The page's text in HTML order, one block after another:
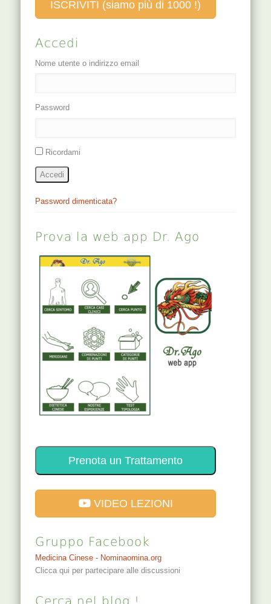
COMBINAZIONI
BIBLIOGRAFIA…
con pienezza al
torace,
comunque
sessuali,
punto della milza
ISCRIVITI (siamo più di 1000 !)
Accedi
Nome utente o indirizzo email
Password
Ricordami
Accedi
Password dimenticata?
Prova la web app Dr. Ago
Prenota un Trattamento
VIDEO LEZIONI
Gruppo Facebook
Medicina Cinese - Nominaomina.org
Clicca qui per partecipare alle discussioni